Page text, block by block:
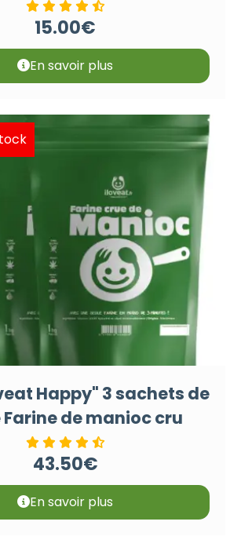
15.00€
En savoir plus
Happy" 3 sachets de
Farine de manioc cru
43.50€
En savoir plus